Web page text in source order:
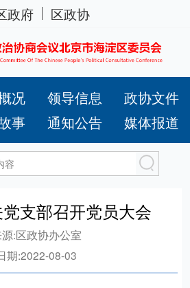
政府 区政协
况 领导信息
政协文件
事 通知公告 媒体报道
支部召开党员大会
:区政协办公室
期:2022-08-03